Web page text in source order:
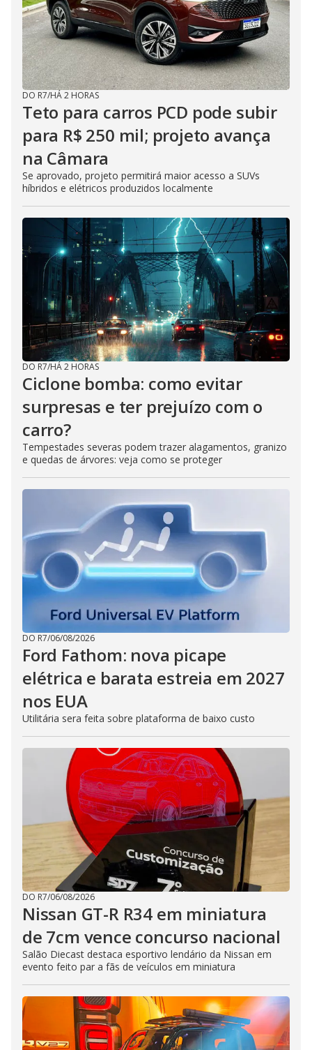
DO R7/HÁ 2 HORAS
Teto para carros PCD pode subir
para R$ 250 mil; projeto avança
na Câmara
Se aprovado, projeto permitirá maior acesso a SUVs
híbridos e elétricos produzidos localmente
DO R7/HÁ 2 HORAS
Ciclone bomba: como evitar
surpresas e ter prejuízo com o
carro?
Tempestades severas podem trazer alagamentos, granizo
e quedas de árvores: veja como se proteger
DO R7/06/08/2026
Ford Fathom: nova picape
elétrica e barata estreia em 2027
nos EUA
Utilitária sera feita sobre plataforma de baixo custo
DO R7/06/08/2026
Nissan GT-R R34 em miniatura
de 7cm vence concurso nacional
Salão Diecast destaca esportivo lendário da Nissan em
evento feito par a fãs de veículos em miniatura